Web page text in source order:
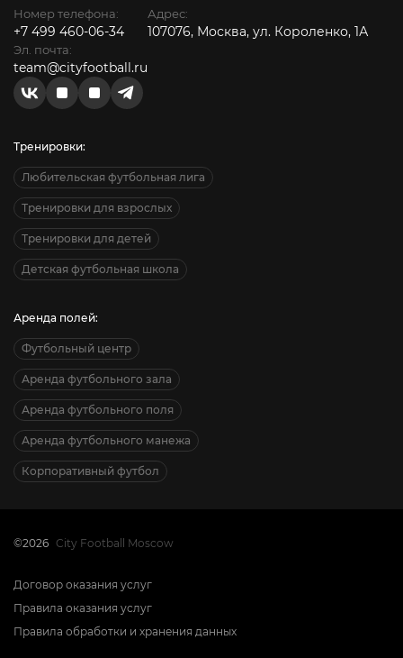
Номер телефона:
+7 499 460-06-34
Эл. почта:
team@cityfootball.ru
Адрес:
107076, Москва, ул. Короленко, 1А
Тренировки:
Любительская футбольная лига
Тренировки для взрослых
Тренировки для детей
Детская футбольная школа
Аренда полей:
Футбольный центр
Аренда футбольного зала
Аренда футбольного поля
Аренда футбольного манежа
Корпоративный футбол
©2026 City Football Moscow
Договор оказания услуг
Правила оказания услуг
Правила обработки и хранения данных